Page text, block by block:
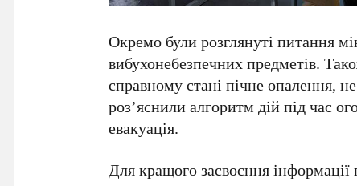
Окремо були розглянуті питання
вибухонебезпечних предметів.
справному стані пічне опалення,
роз’яснили алгоритм дій під час
евакуація.
Для кращого засвоєння